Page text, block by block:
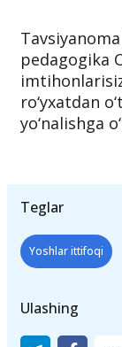
pedagogika
ro‘yxatdan
yo‘nalishga
Teglar
Yoshlar ittifoqi
Ulashing